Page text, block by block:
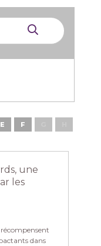
E F
une
les
dans